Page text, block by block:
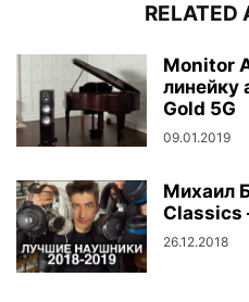
RELATED
Monitor
линейку
Gold 5G
09.01.2019
Михаил
Classics
26.12.2018